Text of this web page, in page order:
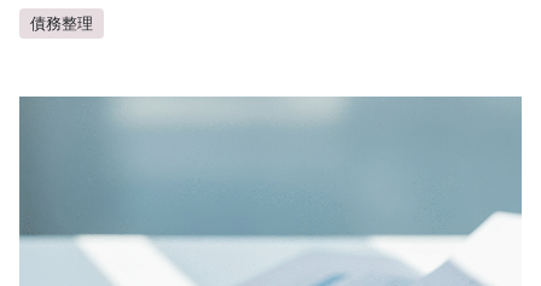
債務整理